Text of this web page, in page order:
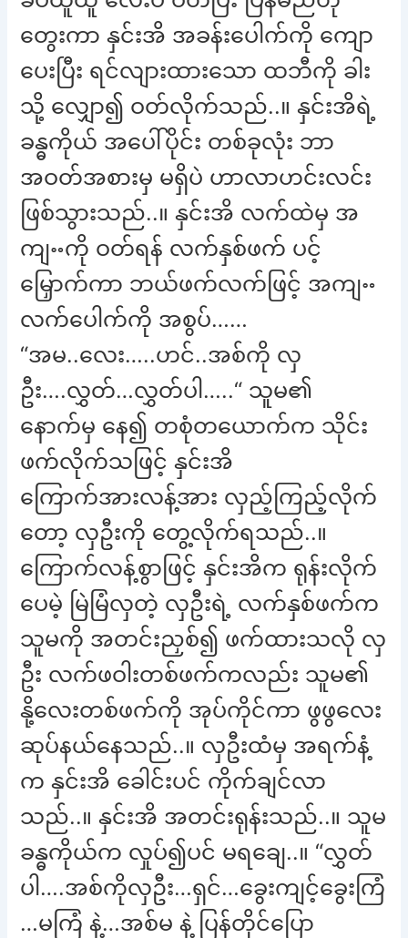
တွေးကာ နှင်းအိ အခန်းပေါက်ကို ကျော
ပေးပြီး ရင်လျားထားသော ထဘီကို ခါး
သို့ လျှော၍ ဝတ်လိုက်သည်..။ နှင်းအိရဲ့
ခန္ဓကိုယ် အပေါ်ပိုင်း တစ်ခုလုံး ဘာ
အဝတ်အစားမှ မရှိပဲ ဟာလာဟင်းလင်း
ဖြစ်သွားသည်..။ နှင်းအိ လက်ထဲမှ အ
ကျႌကို ဝတ်ရန် လက်နှစ်ဖက် ပင့်
မြှောက်ကာ ဘယ်ဖက်လက်ဖြင့် အကျႌ
လက်ပေါက်ကို အစွပ်……
“အမ..လေး…..ဟင်..အစ်ကို လှ
ဦး….လွှတ်…လွှတ်ပါ…..“ သူမ၏
နောက်မှ နေ၍ တစုံတယောက်က သိုင်း
ဖက်လိုက်သဖြင့် နှင်းအိ
ကြောက်အားလန့်အား လှည့်ကြည့်လိုက်
တော့ လှဦးကို တွေ့လိုက်ရသည်..။
ကြောက်လန့်စွာဖြင့် နှင်းအိက ရုန်းလိုက်
ပေမဲ့ မြဲမြံလှတဲ့ လှဦးရဲ့ လက်နှစ်ဖက်က
သူမကို အတင်းညှစ်၍ ဖက်ထားသလို လှ
ဦး လက်ဖဝါးတစ်ဖက်ကလည်း သူမ၏
နို့လေးတစ်ဖက်ကို အုပ်ကိုင်ကာ ဖွဖွလေး
ဆုပ်နယ်နေသည်..။ လှဦးထံမှ အရက်နံ့
က နှင်းအိ ခေါင်းပင် ကိုက်ချင်လာ
သည်..။ နှင်းအိ အတင်းရုန်းသည်..။ သူမ
ခန္ဓကိုယ်က လှုပ်၍ပင် မရချေ..။ “လွှတ်
ပါ….အစ်ကိုလှဦး…ရှင်…ခွေးကျင့်ခွေးကြံ
…မကြံ နဲ့…အစ်မ နဲ့ ပြန်တိုင်ပြော